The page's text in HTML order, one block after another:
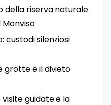
della riserva naturale
custodi silenziosi
grotte e il divieto
visite guidate e la